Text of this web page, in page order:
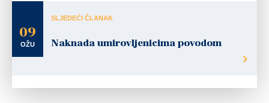
09
OŽU
SLJEDEĆI ČLANAK
Naknada umirovljenicima povodom